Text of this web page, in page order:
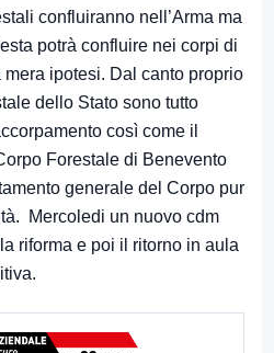
confluiranno nell’Arma ma
potrà confluire nei corpi di
mera ipotesi. Dal canto proprio
dello Stato sono tutto
così come il
Forestale di Benevento
generale del Corpo pur
Mercoledi un nuovo cdm
riforma e poi il ritorno in aula